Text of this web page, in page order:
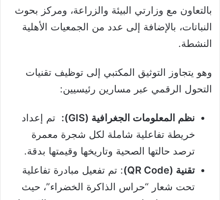
بالتعاون مع وزارتي البيئة والزراعة، ومركز بحوث
النباتات، بالإضافة إلى عدد من الجمعيات الأهلية
النشطة.
وهو يتجاوز التوثيق المكتبي إلى توظيف تقنيات
التحول الرقمي عبر مسارين رئيسيين:
نظم المعلومات الجغرافية (GIS):
تم إعداد
خريطة تفاعلية شاملة لكل شجرة معمرة
ترصد حالتها الصحية وتاريخها وقيمتها بدقة.
تقنية (QR Code)
: تم تفعيل مبادرة تفاعلية
تحت شعار “حراس الذاكرة الخضراء”، حيث